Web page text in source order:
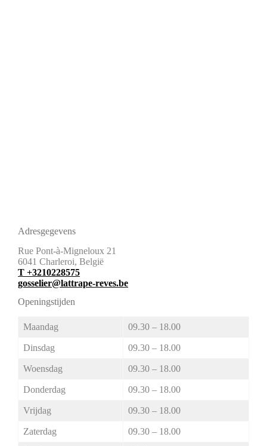
Adresgegevens
Rue Pont-à-Migneloux 21
6041 Charleroi, België
T +3210228575
gosselier@lattrape-reves.be
Openingstijden
Maandag 09.30 – 18.00
Dinsdag 09.30 – 18.00
Woensdag 09.30 – 18.00
Donderdag 09.30 – 18.00
Vrijdag 09.30 – 18.00
Zaterdag 09.30 – 18.00